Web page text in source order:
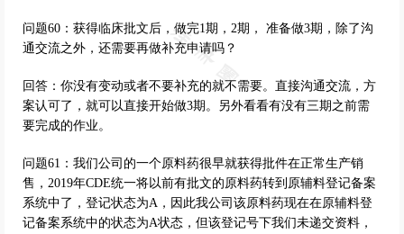
问题60：获得临床批文后，做完1期，2期， 准备做3期，除了沟
通交流之外，还需要再做补充申请吗？
回答：你没有变动或者不要补充的就不需要。直接沟通交流，方
案认可了，就可以直接开始做3期。另外看看有没有三期之前需
要完成的作业。
问题61：我们公司的一个原料药很早就获得批件在正常生产销
售，2019年CDE统一将以前有批文的原料药转到原辅料登记备案
系统中了，登记状态为A，因此我公司该原料药现在在原辅料登
记备案系统中的状态为A状态，但该登记号下我们未递交资料，